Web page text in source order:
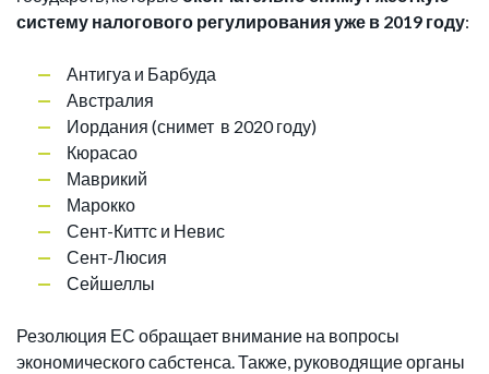
систему налогового регулирования уже в 2019 году:
Антигуа и Барбуда
Австралия
Иордания (снимет в 2020 году)
Кюрасао
Маврикий
Марокко
Сент-Киттс и Невис
Сент-Люсия
Сейшеллы
Резолюция ЕС обращает внимание на вопросы
экономического сабстенса. Также, руководящие органы